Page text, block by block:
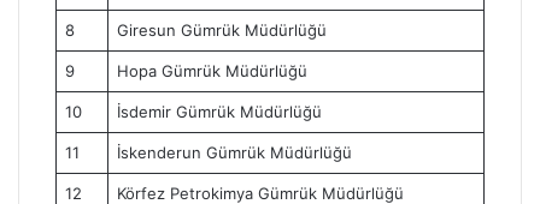
8 Giresun Gümrük Müdürlüğü
9 Hopa Gümrük Müdürlüğü
10 İsdemir Gümrük Müdürlüğü
11 İskenderun Gümrük Müdürlüğü
12 Körfez Petrokimya Gümrük Müdürlüğü